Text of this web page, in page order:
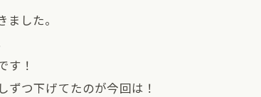
した。
す！
ずつ下げてたのが今回は！